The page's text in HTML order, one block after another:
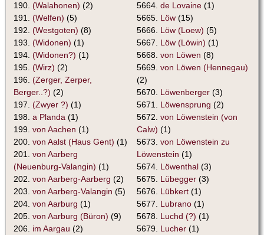
190. (Walahonen) (2)
191. (Welfen) (5)
192. (Westgoten) (8)
193. (Widonen) (1)
194. (Widonen?) (1)
195. (Wirz) (2)
196. (Zerger, Zerper,
Berger..?) (2)
197. (Zwyer ?) (1)
198. a Planda (1)
199. von Aachen (1)
200. von Aalst (Haus Gent) (1)
201. von Aarberg
(Neuenburg-Valangin) (1)
202. von Aarberg-Aarberg (2)
203. von Aarberg-Valangin (5)
204. von Aarburg (1)
205. von Aarburg (Büron) (9)
206. im Aargau (2)
5664. de Lovaine (1)
5665. Löw (15)
5666. Löw (Loew) (5)
5667. Löw (Löwin) (1)
5668. von Löwen (8)
5669. von Löwen (Hennegau)
(2)
5670. Löwenberger (3)
5671. Löwensprung (2)
5672. von Löwenstein (von
Calw) (1)
5673. von Löwenstein zu
Löwenstein (1)
5674. Löwenthal (3)
5675. Lübegger (3)
5676. Lübkert (1)
5677. Lubrano (1)
5678. Luchd (?) (1)
5679. Lucher (1)